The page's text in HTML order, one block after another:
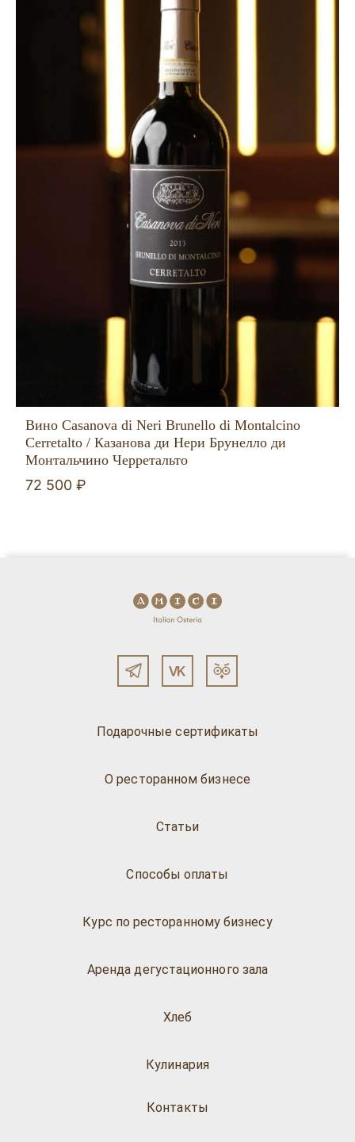
Вино Casanova di Neri Brunello di Montalcino
Cerretalto / Казанова ди Нери Брунелло ди
Монтальчино Черретальто
72 500 ₽
Подарочные сертификаты
О ресторанном бизнесе
Статьи
Способы оплаты
Курс по ресторанному бизнесу
Аренда дегустационного зала
Хлеб
Кулинария
Контакты